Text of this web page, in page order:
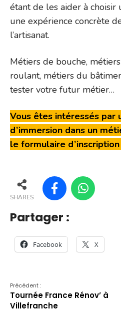
étant de les aider à choisir
une expérience concrète
l’artisanat.
Métiers de bouche,
roulant, métiers du
tester votre futur métier…
Vous êtes intéressés par
d’immersion dans un
le formulaire
SHARES
Partager :
Facebook X
Précédent :
Tournée France Rénov’ à
Villefranche